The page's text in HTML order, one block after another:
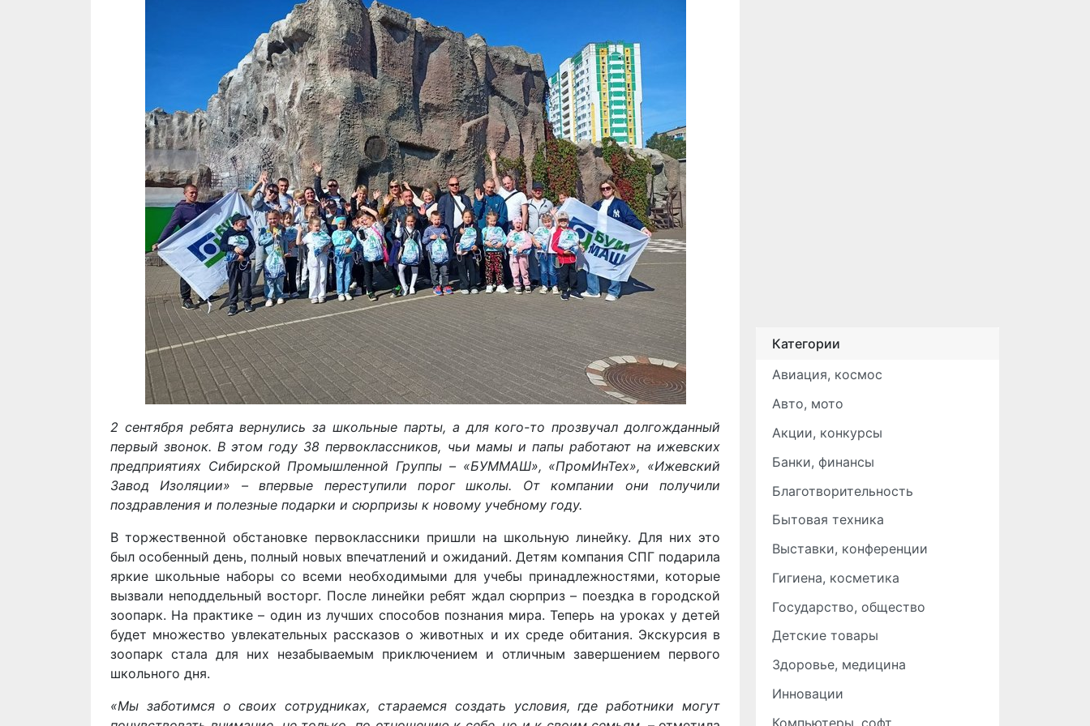
2 сентября ребята вернулись за школьные парты, а для кого-то прозвучал долгожданный
первый звонок. В этом году 38 первоклассников, чьи мамы и папы работают на ижевских
предприятиях Сибирской Промышленной Группы – «БУММАШ», «ПромИнТех», «Ижевский
Завод Изоляции» – впервые переступили порог школы. От компании они получили
поздравления и полезные подарки и сюрпризы к новому учебному году.
В торжественной обстановке первоклассники пришли на школьную линейку. Для них это
был особенный день, полный новых впечатлений и ожиданий. Детям компания СПГ подарила
яркие школьные наборы со всеми необходимыми для учебы принадлежностями, которые
вызвали неподдельный восторг. После линейки ребят ждал сюрприз – поездка в городской
зоопарк. На практике – один из лучших способов познания мира. Теперь на уроках у детей
будет множество увлекательных рассказов о животных и их среде обитания. Экскурсия в
зоопарк стала для них незабываемым приключением и отличным завершением первого
школьного дня.
«Мы заботимся о своих сотрудниках, стараемся создать условия, где работники могут
Категории
Авиация, космос
Авто, мото
Акции, конкурсы
Банки, финансы
Благотворительность
Бытовая техника
Выставки, конференции
Гигиена, косметика
Государство, общество
Детские товары
Здоровье, медицина
Инновации
Компьютеры, софт